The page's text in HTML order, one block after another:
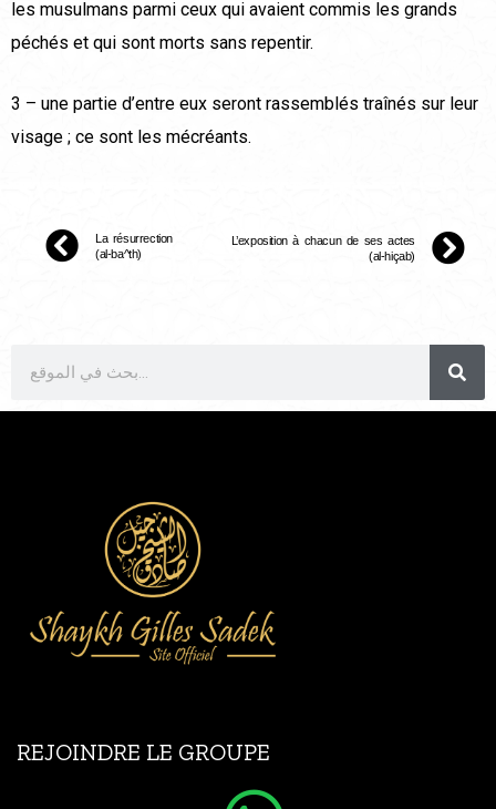
les musulmans parmi ceux qui avaient commis les grands
péchés et qui sont morts sans repentir.
3 – une partie d’entre eux seront rassemblés traînés sur leur
visage ; ce sont les mécréants.
La résurrection
(al-ba^th)
L’exposition à chacun de ses actes
(al-hiçab)
REJOINDRE LE GROUPE